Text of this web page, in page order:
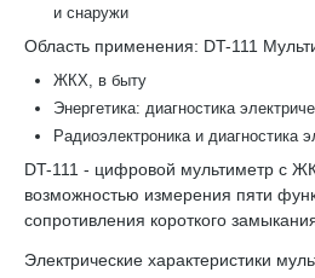
и снаружи
Область применения: DT-111
ЖКХ, в быту
Энергетика: диагностика
Радиоэлектроника и диагностика
DT-111 - цифровой мультиметр с
возможностью измерения пяти
сопротивления короткого
Электрические характеристики